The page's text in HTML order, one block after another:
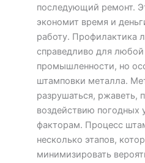
последующий ремонт.
экономит время и
работу. Профилактика
справедливо для
промышленности, но
штамповки металла.
разрушаться, ржаветь,
воздействию погодных
факторам. Процесс
несколько этапов,
минимизировать